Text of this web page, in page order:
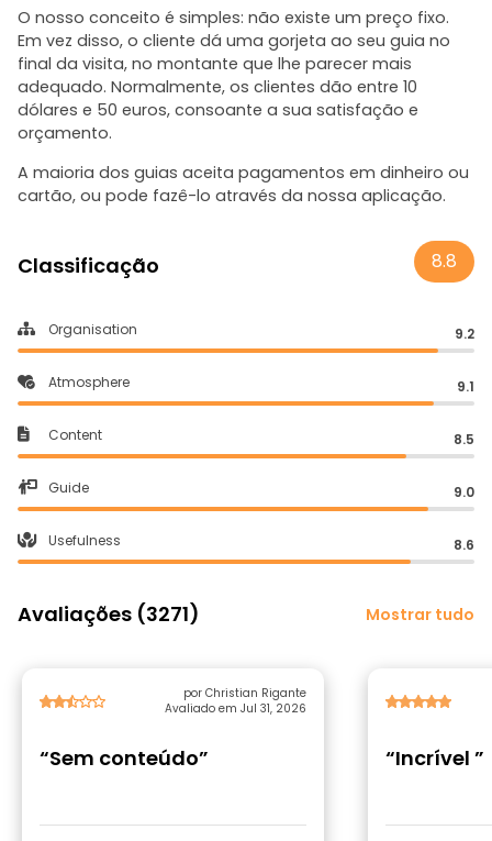
O nosso conceito é simples: não existe um preço fixo.
Em vez disso, o cliente dá uma gorjeta ao seu guia no
final da visita, no montante que lhe parecer mais
adequado. Normalmente, os clientes dão entre 10
dólares e 50 euros, consoante a sua satisfação e
orçamento.
A maioria dos guias aceita pagamentos em dinheiro ou
cartão, ou pode fazê-lo através da nossa aplicação.
Classificação 8.8
Organisation 9.2
Atmosphere 9.1
Content 8.5
Guide 9.0
Usefulness 8.6
Avaliações (3271) Mostrar tudo
por Christian Rigante
Avaliado em Jul 31, 2026
“Sem conteúdo” “Incrível ”